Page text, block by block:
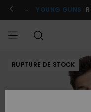
l'information
le
Se connecter /
YOUNG GUNS
HOMME Shop
Surf
Shop
Shop
ma
RUPTURE DE STOCK